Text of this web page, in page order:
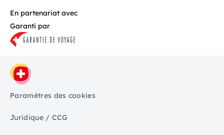
En partenariat avec
Garanti par
Paramètres des cookies
Juridique / CCG